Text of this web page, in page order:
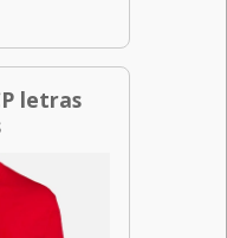
letras